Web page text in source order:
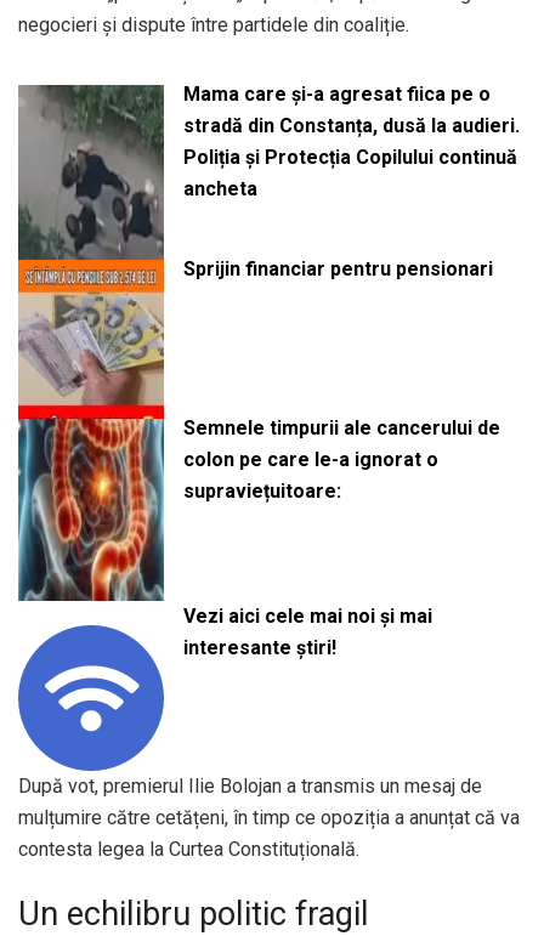
negocieri și dispute între partidele din coaliție.
Mama care și-a agresat fiica pe o
stradă din Constanța, dusă la audieri.
Poliția și Protecția Copilului continuă
ancheta
Sprijin financiar pentru pensionari
Semnele timpurii ale cancerului de
colon pe care le-a ignorat o
supraviețuitoare:
Vezi aici cele mai noi și mai
interesante știri!
După vot, premierul Ilie Bolojan a transmis un mesaj de
mulțumire către cetățeni, în timp ce opoziția a anunțat că va
contesta legea la Curtea Constituțională.
Un echilibru politic fragil